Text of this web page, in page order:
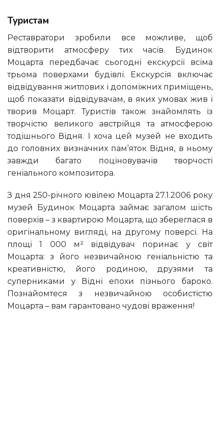
Туристам
Реставратори зробили все можливе, щоб
відтворити атмосферу тих часів. Будинок
Моцарта передбачає сьогодні екскурсії всіма
трьома поверхами будівлі. Екскурсія включає
відвідування житлових і допоміжних приміщень,
щоб показати відвідувачам, в яких умовах жив і
творив Моцарт. Туристів також знайомлять із
творчістю великого австрійця та атмосферою
тодішнього Відня. І хоча цей музей не входить
до головних визначних пам’яток Відня, в ньому
завжди багато поціновувачів творчості
геніального композитора.
З дня 250-річного ювілею Моцарта 27.1.2006 року
музей Будинок Моцарта займає загалом шість
поверхів – з квартирою Моцарта, що збереглася в
оригінальному вигляді, на другому поверсі. На
площі 1 000 м² відвідувач поринає у світ
Моцарта: з його незвичайною геніальністю та
креативністю, його родиною, друзями та
суперниками у Відні епохи пізнього бароко.
Познайомтеся з незвичайною особистістю
Моцарта – вам гарантовано чудові враження!